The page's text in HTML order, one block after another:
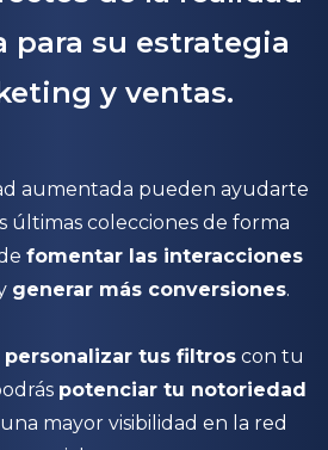
experiencia en el diseño
y 3D.
un filtro para tu
expertos en digitalización
para ofrecerle un
para su estrategia
y ventas.
aumentada pueden ayudarte
últimas colecciones de forma
fomentar las interacciones
generar más conversiones.
personalizar tus filtros con tu
potenciar tu notoriedad
mayor visibilidad en la red